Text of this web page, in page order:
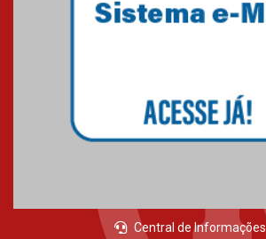
Central de Informações